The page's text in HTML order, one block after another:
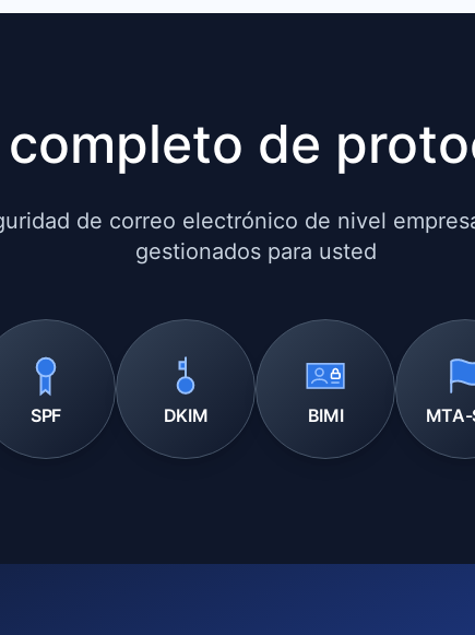
de
de correo electrónico de nivel
gestionados para usted
SPF DKIM BIMI MTA-